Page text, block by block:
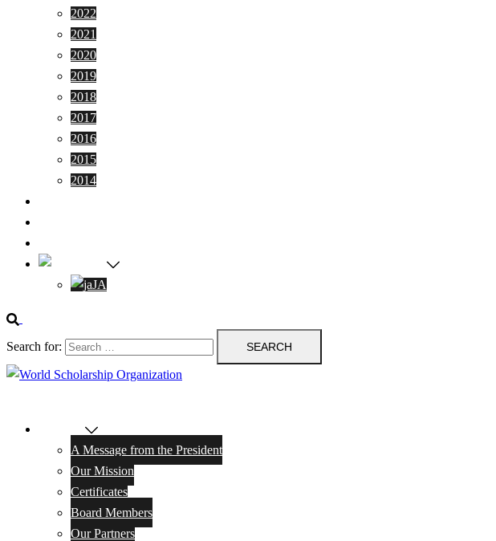
2022
2021
2020
2019
2018
2017
2016
2015
2014
JA
Search for:
A Message from the President
Our Mission
Certificates
Board Members
Our Partners